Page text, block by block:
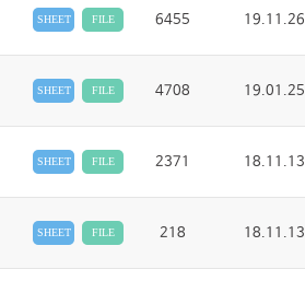
SHEET FILE 6455 19.11.26
SHEET FILE 4708 19.01.25
SHEET FILE 2371 18.11.13
SHEET FILE 218 18.11.13